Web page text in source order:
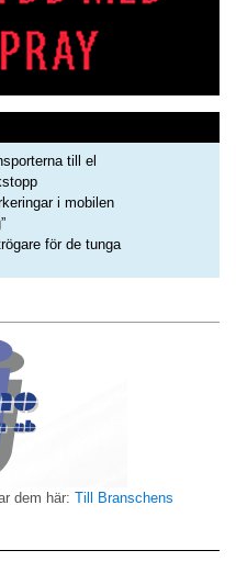
till el
i mobilen
för de tunga
dem här: Till Branschens